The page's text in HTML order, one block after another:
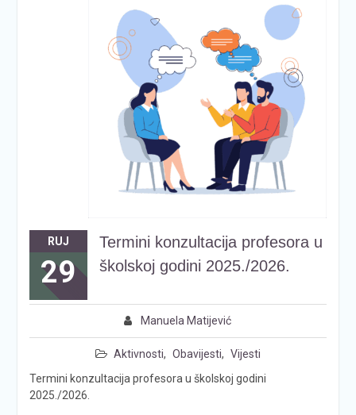
RUJ
29
Termini konzultacija profesora u
školskoj godini 2025./2026.
Manuela Matijević
Aktivnosti, Obavijesti, Vijesti
Termini konzultacija profesora u školskoj godini
2025./2026.